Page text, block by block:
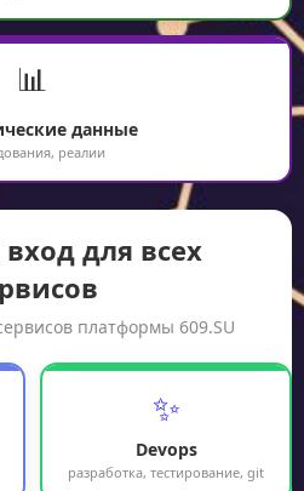
📊
данные
реалии
для всех
платформы 609.SU
✨
Devops
разработка, тестирование, git